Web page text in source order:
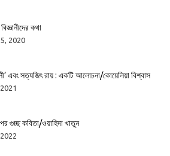
কথা
2020
এবং সত্যজিৎ রায় : একটি আলোচনা/কোয়েলিয়া বিশ্বাস
গুচ্ছ কবিতা/ওয়াহিদা খাতুন